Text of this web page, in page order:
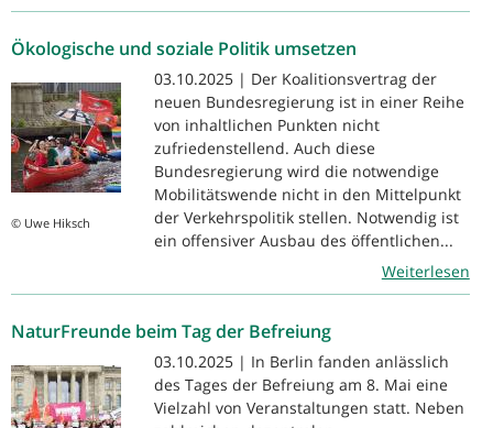
Ökologische und soziale Politik umsetzen
© Uwe Hiksch
03.10.2025 | Der Koalitionsvertrag der
neuen Bundesregierung ist in einer Reihe
von inhaltlichen Punkten nicht
zufriedenstellend. Auch diese
Bundesregierung wird die notwendige
Mobilitätswende nicht in den Mittelpunkt
der Verkehrspolitik stellen. Notwendig ist
ein offensiver Ausbau des öffentlichen...
Weiterlesen
NaturFreunde beim Tag der Befreiung
03.10.2025 | In Berlin fanden anlässlich
des Tages der Befreiung am 8. Mai eine
Vielzahl von Veranstaltungen statt. Neben